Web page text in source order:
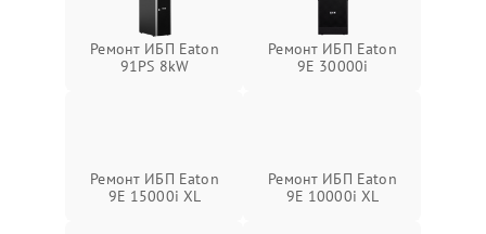
Ремонт ИБП Eaton
91PS 8kW
Ремонт ИБП Eaton
9E 30000i
Ремонт ИБП Eaton
9E 15000i XL
Ремонт ИБП Eaton
9E 10000i XL